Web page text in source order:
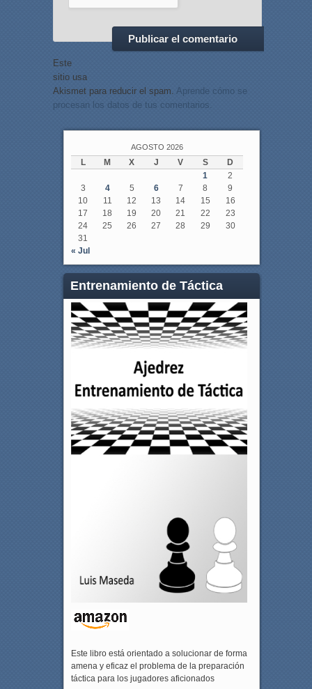
Este
sitio usa
Akismet para reducir el spam. Aprende cómo se
procesan los datos de tus comentarios.
AGOSTO 2026
L M X J V S
D
1
2
3
4 5 6 7 8
9
10
11 12 13 14 15
16
17
18 19 20 21 22
23
24
25 26 27 28 29
30
31
« Jul
Entrenamiento de Táctica
Este libro está orientado a solucionar de forma
amena y eficaz el problema de la preparación
táctica para los jugadores aficionados